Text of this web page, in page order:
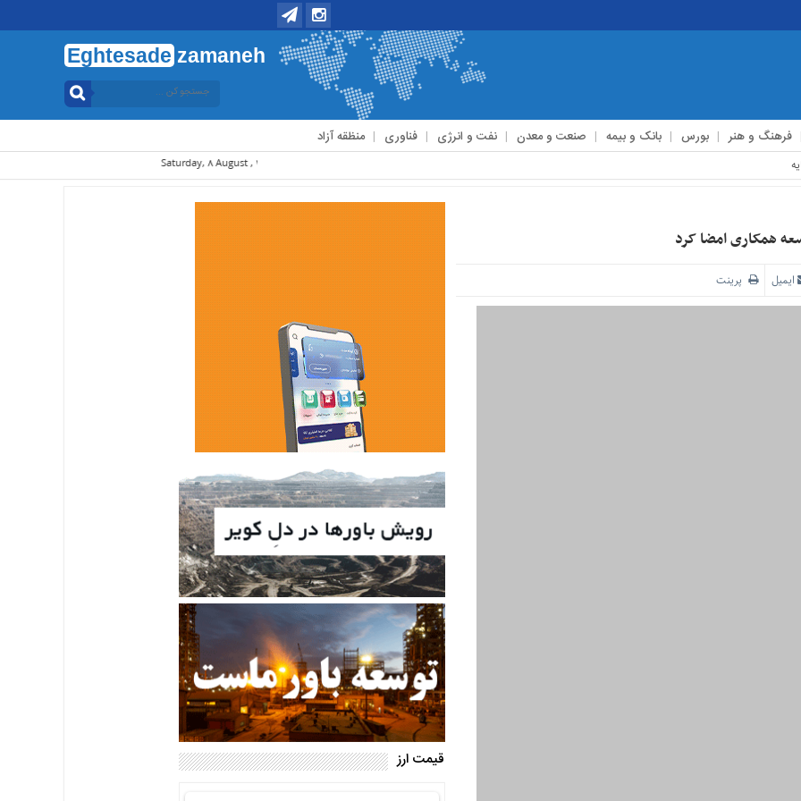
Eghtesade zamaneh
فرهنگ و هنر بورس بانک و بیمه صنعت و معدن نفت و انرژی فناوری منظقه آزاد
همکاری امضا کرد
ایمیل پرینت
قیمت ارز